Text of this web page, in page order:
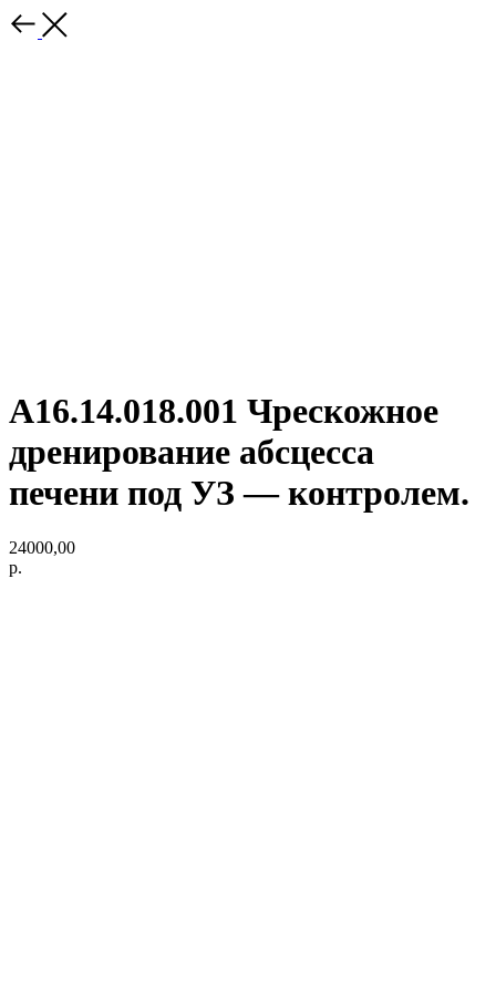
A16.14.018.001 Чрескожное
дренирование абсцесса
печени под УЗ — контролем.
24000,00
р.